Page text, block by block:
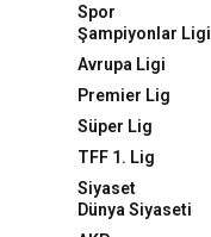
Spor
Şampiyonlar Ligi
Avrupa Ligi
Premier Lig
Süper Lig
TFF 1. Lig
Siyaset
Dünya Siyaseti